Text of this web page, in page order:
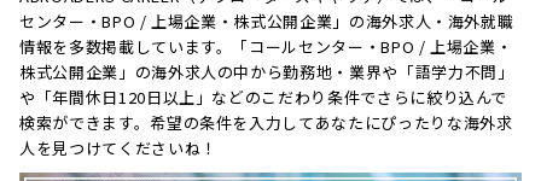
センター・BPO / 上場企業・株式公開企業」の海外求人・海外就職
情報を多数掲載しています。「コールセンター・BPO / 上場企業・
株式公開企業」の海外求人の中から勤務地・業界や「語学力不問」
や「年間休日120日以上」などのこだわり条件でさらに絞り込んで
検索ができます。希望の条件を入力してあなたにぴったりな海外求
人を見つけてくださいね！